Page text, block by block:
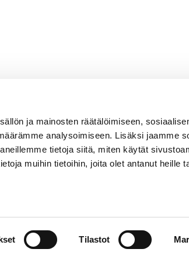
ja mainosten räätälöimiseen,
analysoimiseen. Lisäksi jaamme
tietoja siitä, miten käytät
muihin tietoihin, joita olet antanut heille
Tilastot